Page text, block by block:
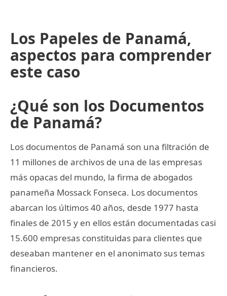
Los Papeles de Panamá,
aspectos para comprender
este caso
¿Qué son los Documentos
de Panamá?
Los documentos de Panamá son una filtración de
11 millones de archivos de una de las empresas
más opacas del mundo, la firma de abogados
panameña Mossack Fonseca. Los documentos
abarcan los últimos 40 años, desde 1977 hasta
finales de 2015 y en ellos están documentadas casi
15.600 empresas constituidas para clientes que
deseaban mantener en el anonimato sus temas
financieros.